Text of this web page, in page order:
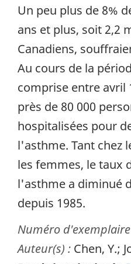
Un peu plus de 8%
ans et plus, soit 2,2
Canadiens,
Au cours de la
comprise entre avril
près de 80 000
hospitalisées pour
l'asthme. Tant chez
les femmes, le taux
l'asthme a diminué
depuis 1985.
Numéro
Auteur(s) : Chen, Y.;